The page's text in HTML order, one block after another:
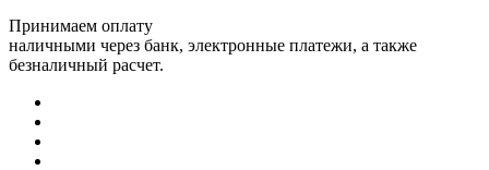
Принимаем оплату
наличными через банк, электронные платежи, а также
безналичный расчет.